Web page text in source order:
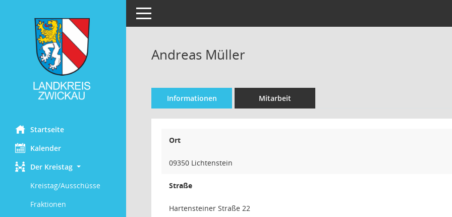
Startseite
Kalender
Der Kreistag
Kreistag/Ausschüsse
Fraktionen
Toggle navigation
Andreas Müller
Informationen Mitarbeit
Ort
09350 Lichtenstein
Straße
Hartensteiner Straße 22